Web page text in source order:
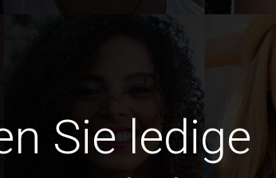
Sie ledige